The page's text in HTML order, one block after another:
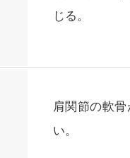
じる。
肩関節の軟
い。